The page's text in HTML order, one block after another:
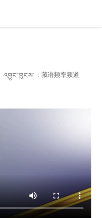
འབྱུང་ཁུངས་： 藏语频率频道